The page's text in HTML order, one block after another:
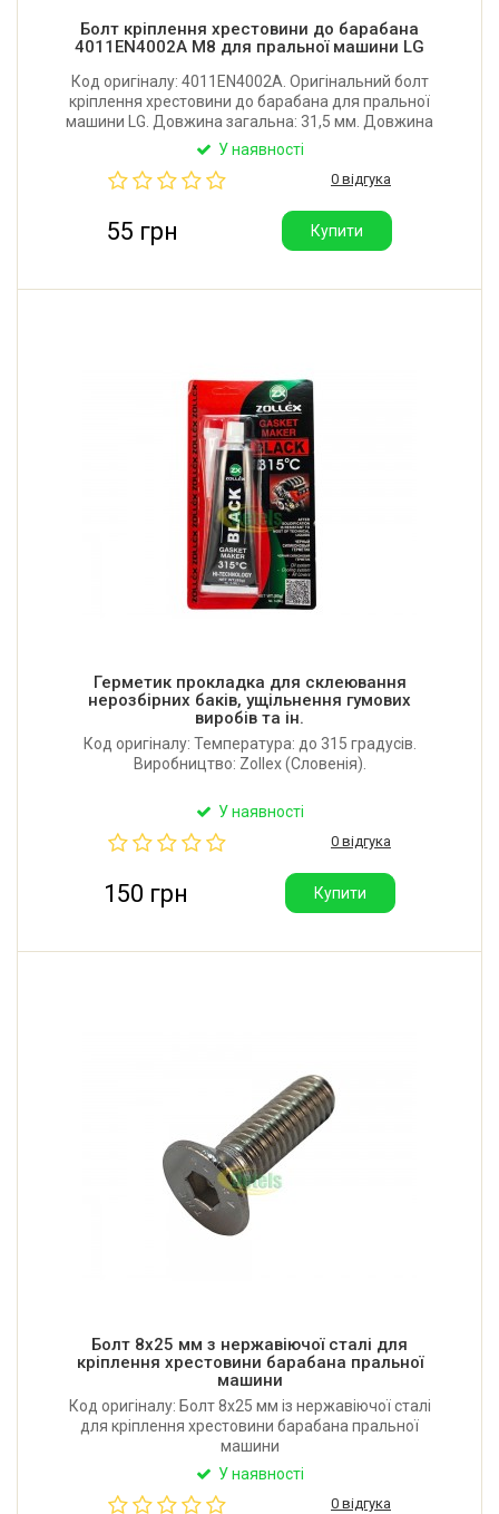
Болт кріплення хрестовини до барабана
4011EN4002A М8 для пральної машини LG
Код оригіналу: 4011EN4002A. Оригінальний болт
кріплення хрестовини до барабана для пральної
машини LG. Довжина загальна: 31,5 мм. Довжина
різьблення: 23 мм. Діаметр різьблення: М8.
У наявності
0 відгука
55 грн Купити
Герметик прокладка для склеювання
нерозбірних баків, ущільнення гумових
виробів та ін.
Код оригіналу: Температура: до 315 градусів.
Виробництво: Zollex (Словенія).
У наявності
0 відгука
150 грн Купити
Болт 8x25 мм з нержавіючої сталі для
кріплення хрестовини барабана пральної
машини
Код оригіналу: Болт 8x25 мм із нержавіючої сталі
для кріплення хрестовини барабана пральної
машини
У наявності
0 відгука